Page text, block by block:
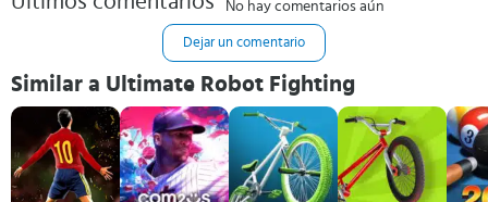
No hay comentarios aún
Dejar un comentario
Similar a Ultimate Robot Fighting